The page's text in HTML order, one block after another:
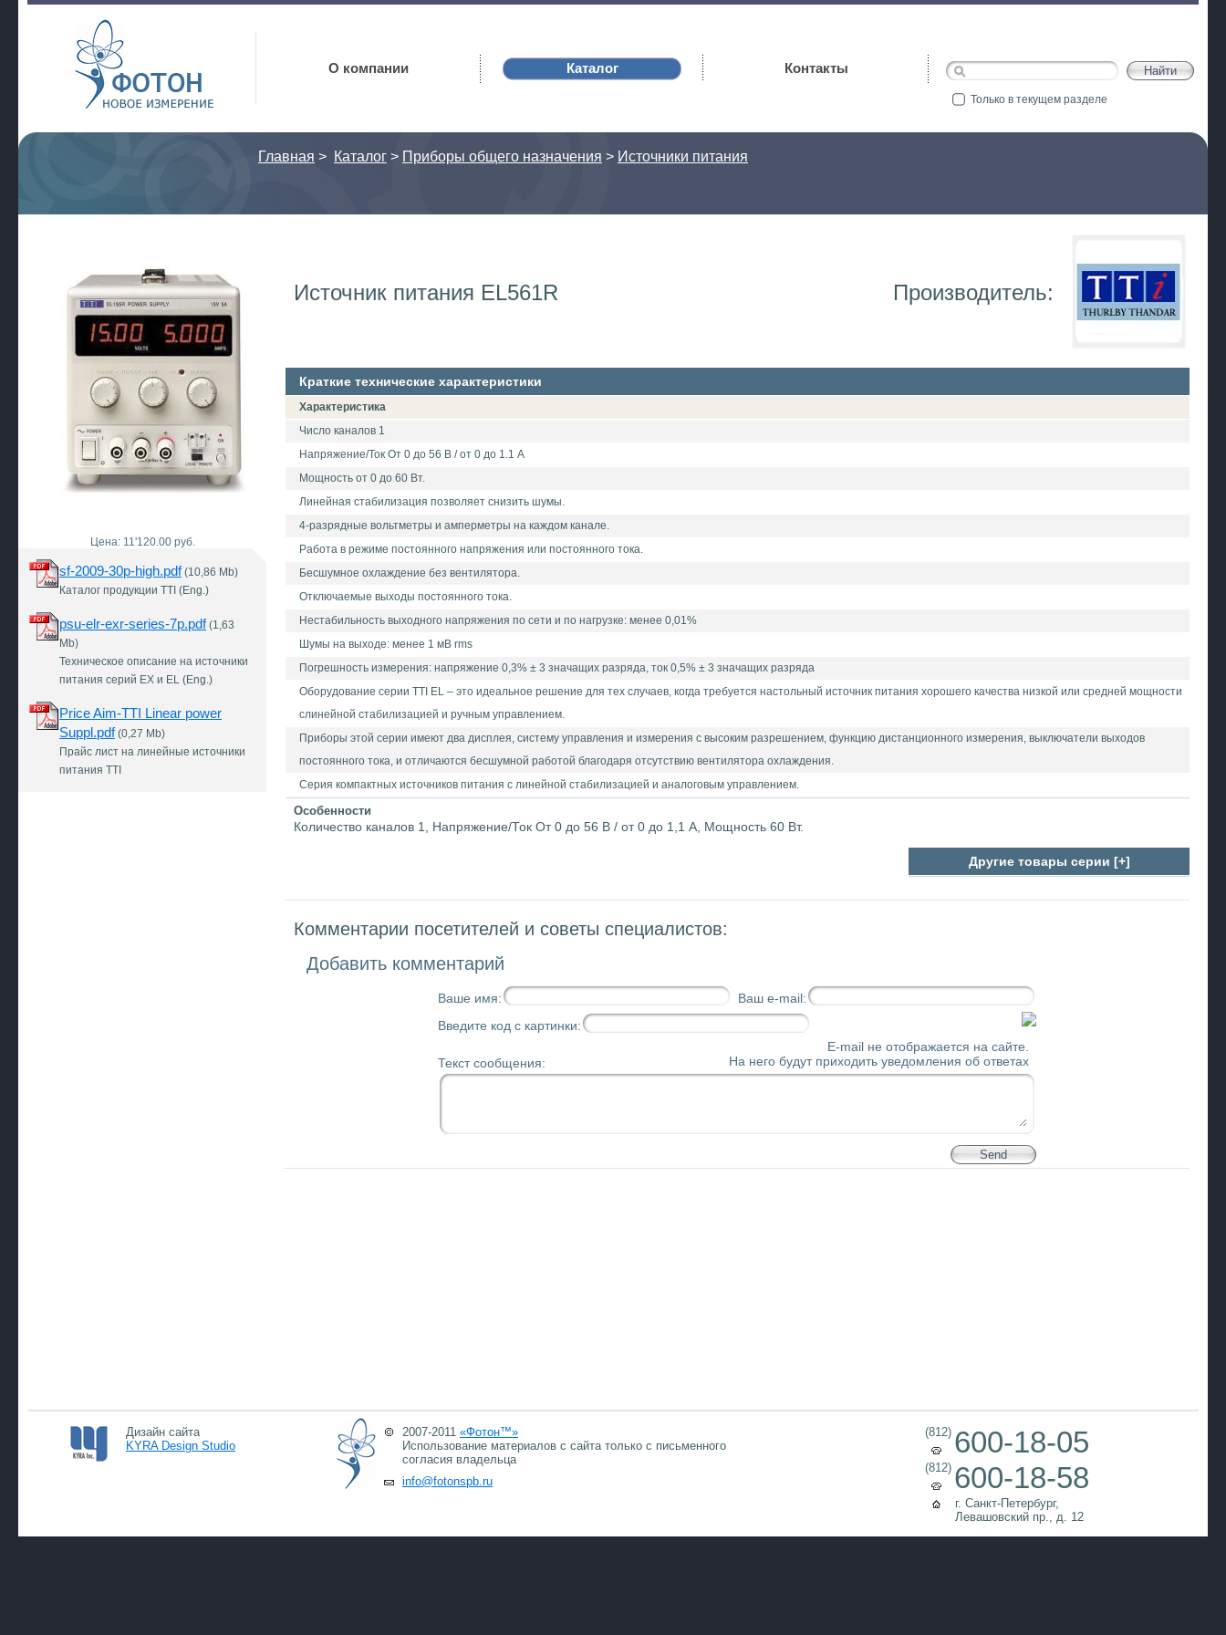
Фотон
О компании Каталог Контакты
Только в текущем разделе
Главная > Каталог > Приборы общего назначения > Источники питания
Цена: 11'120.00 руб.
sf-2009-30p-high.pdf(10,86 Mb)
Каталог продукции TTI (Eng.)
psu-elr-exr-series-7p.pdf(1,63
Mb)
Техническое описание на источники
питания серий EX и EL (Eng.)
Price Aim-TTI Linear power
Suppl.pdf(0,27 Mb)
Прайс лист на линейные источники
питания TTI
Источник питания EL561R Производитель:
Краткие технические характеристики
Характеристика
Число каналов 1
Напряжение/Ток От 0 до 56 В / от 0 до 1.1 А
Мощность от 0 до 60 Вт.
Линейная стабилизация позволяет снизить шумы.
4-разрядные вольтметры и амперметры на каждом канале.
Работа в режиме постоянного напряжения или постоянного тока.
Бесшумное охлаждение без вентилятора.
Отключаемые выходы постоянного тока.
Нестабильность выходного напряжения по сети и по нагрузке: менее 0,01%
Шумы на выходе: менее 1 мВ rms
Погрешность измерения: напряжение 0,3% ± 3 значащих разряда, ток 0,5% ± 3 значащих разряда
Оборудование серии TTI EL – это идеальное решение для тех случаев, когда требуется настольный источник питания хорошего качества низкой или средней мощности
слинейной стабилизацией и ручным управлением.
Приборы этой серии имеют два дисплея, систему управления и измерения с высоким разрешением, функцию дистанционного измерения, выключатели выходов
постоянного тока, и отличаются бесшумной работой благодаря отсутствию вентилятора охлаждения.
Серия компактных источников питания с линейной стабилизацией и аналоговым управлением.
Особенности
Количество каналов 1, Напряжение/Ток От 0 до 56 В / от 0 до 1,1 А, Мощность 60 Вт.
Другие товары серии [+]
Комментарии посетителей и советы специалистов:
Добавить комментарий
Ваше имя:
Ваш e-mail:
Введите код с картинки:
Текст сообщения:
E-mail не отображается на сайте.
На него будут приходить уведомления об ответах
Дизайн сайта
KYRA Design Studio
2007-2011 «Фотон™»
Использование материалов с сайта только с письменного
согласия владельца
info@fotonspb.ru
(812) 600-18-05
(812) 600-18-58
г. Санкт-Петербург,
Левашовский пр., д. 12